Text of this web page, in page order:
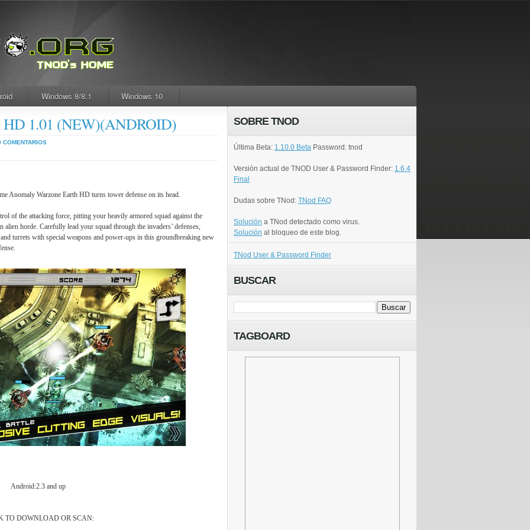
Windows 8/8.1 Windows 10
HD 1.01 (NEW)(ANDROID)
COMENTARIOS
Anomaly Warzone Earth HD turns tower defense on its head.
of the attacking force, pitting your heavily armored squad against the
alien horde. Carefully lead your squad through the invaders’ defenses,
turrets with special weapons and power-ups in this groundbreaking new
Android:2.3 and up
TO DOWNLOAD OR SCAN:
SOBRE TNOD
Última Beta: 1.10.0 Beta Password: tnod
Versión actual de TNOD User & Password Finder: 1.6.4
Final
Dudas sobre TNod: TNod FAQ
Solución a TNod detectado como virus.
Solución al bloqueo de este blog.
TNod User & Password Finder
BUSCAR
TAGBOARD